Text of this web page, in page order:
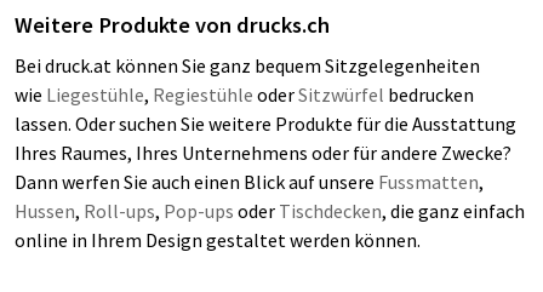
Weitere Produkte von drucks.ch
Bei druck.at können Sie ganz bequem Sitzgelegenheiten
wie Liegestühle, Regiestühle oderSitzwürfel bedrucken
lassen. Oder suchen Sie weitere Produkte für die Ausstattung
Ihres Raumes, Ihres Unternehmens oder für andere Zwecke?
Dann werfen Sie auch einen Blick auf unsere Fussmatten,
Hussen, Roll-ups, Pop-ups oder Tischdecken, die ganz einfach
online in Ihrem Design gestaltet werden können.